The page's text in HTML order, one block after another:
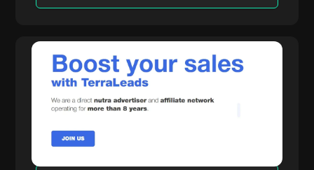
TerraLeads
Là một nhà quảng cáo Thực phẩm chức năng
trực tiếp và mạng lưới CPA hoạt động trong 8
năm, TerraLeads cung cấp hơn 3000 ưu đãi
tưởng.